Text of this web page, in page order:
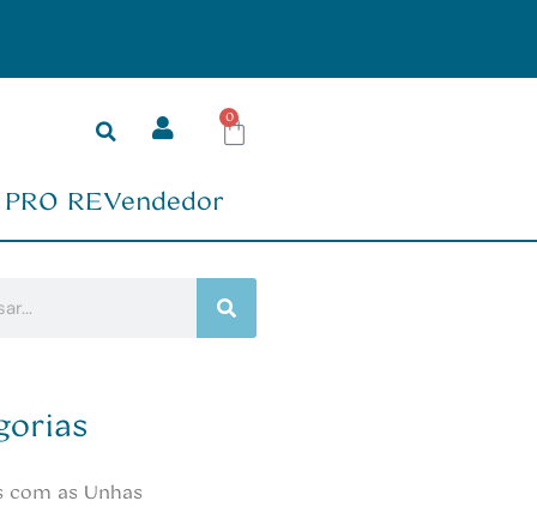
Pagamento
0
PRO REVendedor
com as Unhas